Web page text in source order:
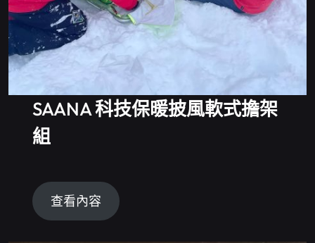
SAANA 科技保暖披風軟式擔架
組
查看內容